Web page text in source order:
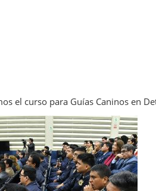
el curso para Guías Caninos en